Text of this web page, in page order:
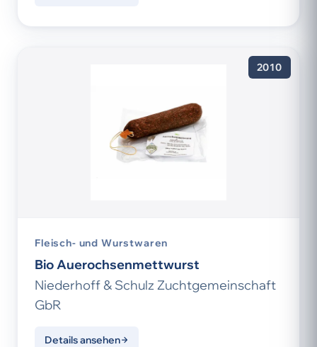
2010
Fleisch- und Wurstwaren
Bio Auerochsenmettwurst
Niederhoff & Schulz Zuchtgemeinschaft
GbR
Details ansehen